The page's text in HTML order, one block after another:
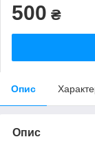
500 ₴
Опис
Опис